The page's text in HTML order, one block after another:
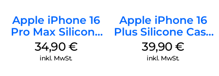
Apple iPhone 16
Pro Max Silicone
Case MagSafe
Denim
34,90 €
inkl. MwSt.
Apple iPhone 16
Plus Silicone Case
MagSafe Plum
39,90€
inkl. MwSt.